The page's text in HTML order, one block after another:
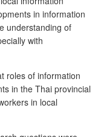
in information
understanding of
with
roles of information
in the Thai provincial
in local